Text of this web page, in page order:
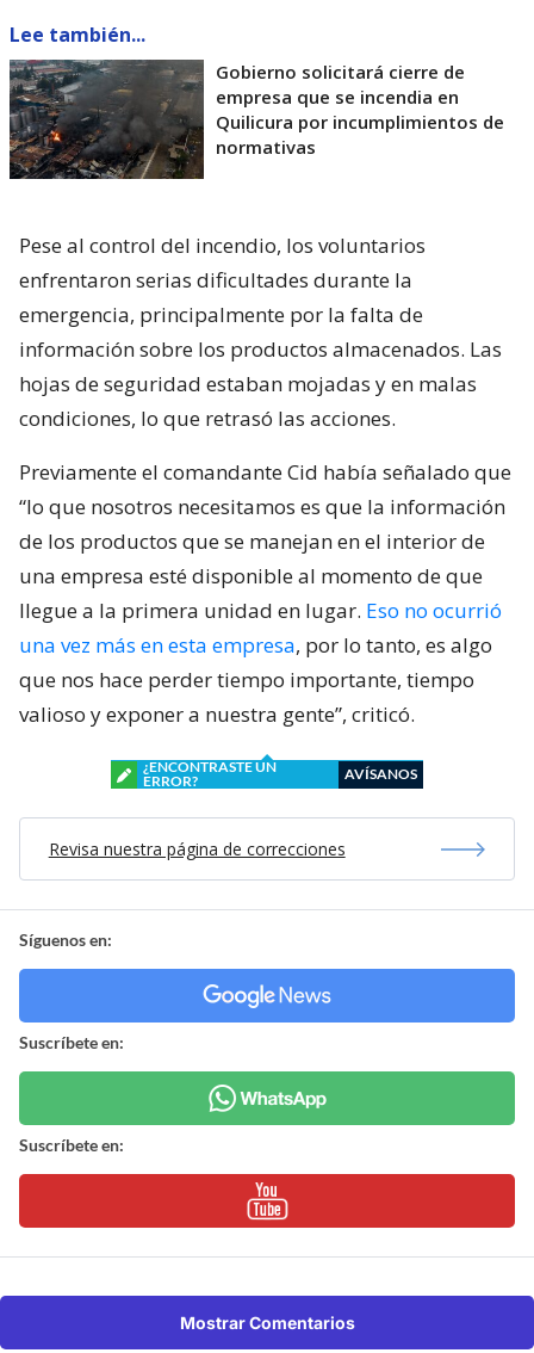
Lee también...
Gobierno solicitará cierre de
empresa que se incendia en
Quilicura por incumplimientos de
normativas
Pese al control del incendio, los voluntarios
enfrentaron serias dificultades durante la
emergencia, principalmente por la falta de
información sobre los productos almacenados. Las
hojas de seguridad estaban mojadas y en malas
condiciones, lo que retrasó las acciones.
Previamente el comandante Cid había señalado que
“lo que nosotros necesitamos es que la información
de los productos que se manejan en el interior de
una empresa esté disponible al momento de que
llegue a la primera unidad en lugar. Eso no ocurrió
una vez más en esta empresa, por lo tanto, es algo
que nos hace perder tiempo importante, tiempo
valioso y exponer a nuestra gente”, criticó.
¿ENCONTRASTE UN
ERROR?
AVÍSANOS
Revisa nuestra página de correcciones
Síguenos en:
Suscríbete en:
Suscríbete en:
Mostrar Comentarios